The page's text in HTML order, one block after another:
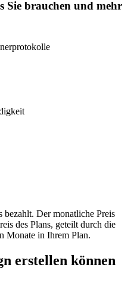
Sie brauchen und mehr
Der monatliche Preis
des Plans, geteilt durch die
Monate in Ihrem Plan.
erstellen können